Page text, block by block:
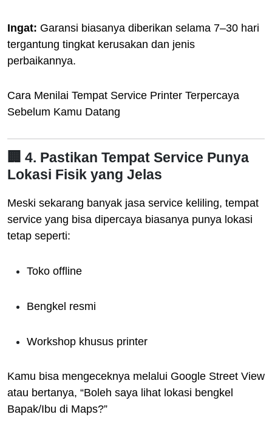
Ingat: Garansi biasanya diberikan selama 7–30 hari
tergantung tingkat kerusakan dan jenis
perbaikannya.
Cara Menilai Tempat Service Printer Terpercaya
Sebelum Kamu Datang
🏢 4. Pastikan Tempat Service Punya
Lokasi Fisik yang Jelas
Meski sekarang banyak jasa service keliling, tempat
service yang bisa dipercaya biasanya punya lokasi
tetap seperti:
Toko offline
Bengkel resmi
Workshop khusus printer
Kamu bisa mengeceknya melalui Google Street View
atau bertanya, “Boleh saya lihat lokasi bengkel
Bapak/Ibu di Maps?”